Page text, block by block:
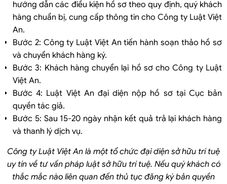
hướng dẫn các điều kiện hồ sơ theo quy định, quý khách
hàng chuẩn bị, cung cấp thông tin cho Công ty Luật Việt
An.
Bước 2: Công ty Luật Việt An tiến hành soạn thảo hồ sơ
và chuyển khách hàng ký.
Bước 3: Khách hàng chuyển lại hồ sơ cho Công ty Luật
Việt An.
Bước 4: Luật Việt An đại diện nộp hồ sơ tại Cục bản
quyền tác giả.
Bước 5: Sau 15-20 ngày nhận kết quả trả lại khách hàng
và thanh lý dịch vụ.
Công ty Luật Việt An là một tổ chức đại diện sở hữu trí tuệ
uy tín về tư vấn pháp luật sở hữu trí tuệ. Nếu quý khách có
thắc mắc nào liên quan đến thủ tục đăng ký bản quyền